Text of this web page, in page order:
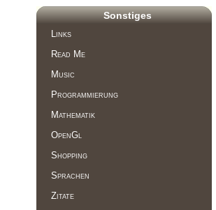
Sonstiges
Links
Read Me
Music
Programmierung
Mathematik
OpenGl
Shopping
Sprachen
Zitate